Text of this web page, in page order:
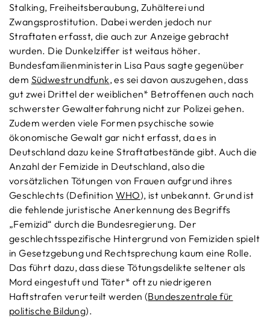
Stalking, Freiheitsberaubung, Zuhälterei und
Zwangsprostitution. Dabei werden jedoch nur
Straftaten erfasst, die auch zur Anzeige gebracht
wurden. Die Dunkelziffer ist weitaus höher.
Bundesfamilienministerin Lisa Paus sagte gegenüber
dem Südwestrundfunk, es sei davon auszugehen, dass
gut zwei Drittel der weiblichen* Betroffenen auch nach
schwerster Gewalterfahrung nicht zur Polizei gehen.
Zudem werden viele Formen psychische sowie
ökonomische Gewalt gar nicht erfasst, da es in
Deutschland dazu keine Straftatbestände gibt. Auch die
Anzahl der Femizide in Deutschland, also die
vorsätzlichen Tötungen von Frauen aufgrund ihres
Geschlechts (Definition WHO), ist unbekannt. Grund ist
die fehlende juristische Anerkennung des Begriffs
„Femizid“ durch die Bundesregierung. Der
geschlechtsspezifische Hintergrund von Femiziden spielt
in Gesetzgebung und Rechtsprechung kaum eine Rolle.
Das führt dazu, dass diese Tötungsdelikte seltener als
Mord eingestuft und Täter* oft zu niedrigeren
Haftstrafen verurteilt werden (Bundeszentrale für
politische Bildung).